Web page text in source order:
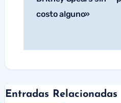
costo alguno»
Entradas Relacionadas